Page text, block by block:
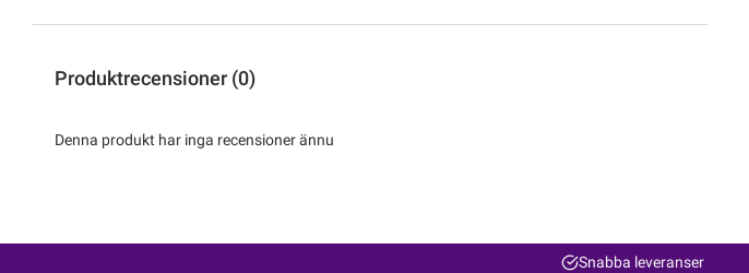
Produktrecensioner (0)
Denna produkt har inga recensioner ännu
Snabba leveranser